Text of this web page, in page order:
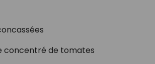
concentré de tomates